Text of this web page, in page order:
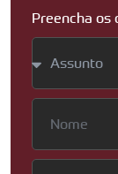
Preencha os